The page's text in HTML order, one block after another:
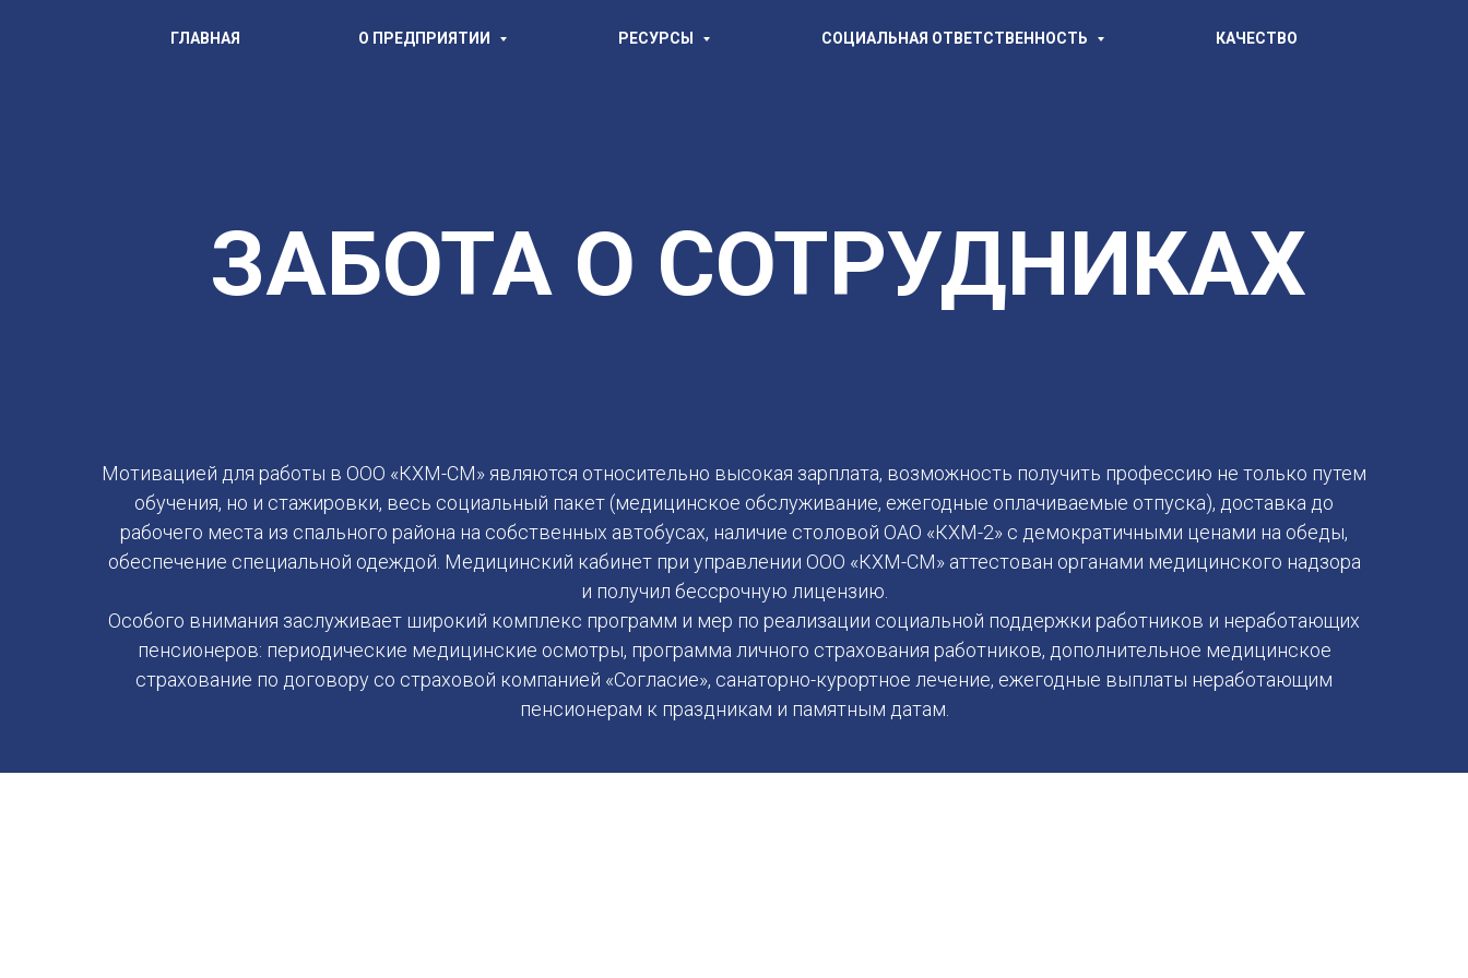
ГЛАВНАЯ О ПРЕДПРИЯТИИ РЕСУРСЫ СОЦИАЛЬНАЯ ОТВЕТСТВЕННОСТЬ КАЧЕСТВО
ЗАБОТА О СОТРУДНИКАХ
Мотивацией для работы в ООО «КХМ-СМ» являются относительно высокая зарплата, возможность получить профессию не только путем
обучения, но и стажировки, весь социальный пакет (медицинское обслуживание, ежегодные оплачиваемые отпуска), доставка до
рабочего места из спального района на собственных автобусах, наличие столовой ОАО «КХМ-2» с демократичными ценами на обеды,
обеспечение специальной одеждой. Медицинский кабинет при управлении ООО «КХМ-СМ» аттестован органами медицинского надзора
и получил бессрочную лицензию.
Особого внимания заслуживает широкий комплекс программ и мер по реализации социальной поддержки работников и неработающих
пенсионеров: периодические медицинские осмотры, программа личного страхования работников, дополнительное медицинское
страхование по договору со страховой компанией «Согласие», санаторно-курортное лечение, ежегодные выплаты неработающим
пенсионерам к праздникам и памятным датам.